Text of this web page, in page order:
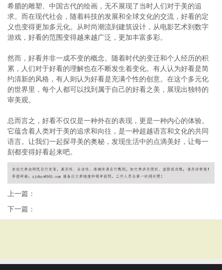
希腊的雕塑、中国古代的绘画，无不展现了当时人们对于美的追
求。而在现代社会，随着科技的发展和全球文化的交流，好看的定
义也变得更加多元化。从时尚潮流到建筑设计，从电影艺术到数字
游戏，好看的范围变得越来越广泛，更加丰富多彩。
然而，好看并非一成不变的概念。随着时代的变迁和个人经历的积
累，人们对于好看的理解也在不断发生着变化。有人认为好看是简
约清新的风格，有人则认为好看是充满个性的创意。在这个多元化
的世界里，每个人都可以找到属于自己的好看之美，展现出独特的
审美观。
总而言之，好看不仅仅是一种外在的表现，更是一种内心的体验。
它蕴含着人类对于美的追求和向往，是一种超越语言和文化的共同
语言。让我们一起探寻美的奥秘，发现生活中的点滴美好，让每一
刻都变得好看起来吧。
上一篇：
下一篇：